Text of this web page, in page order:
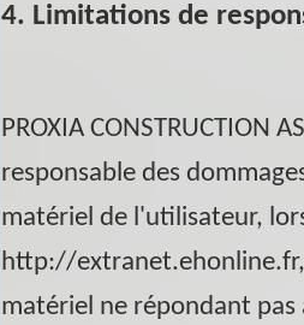
4. Limitations de
PROXIA CONSTRUCTION
responsable des
matériel de l'utilisateur,
http://
matériel ne répondant